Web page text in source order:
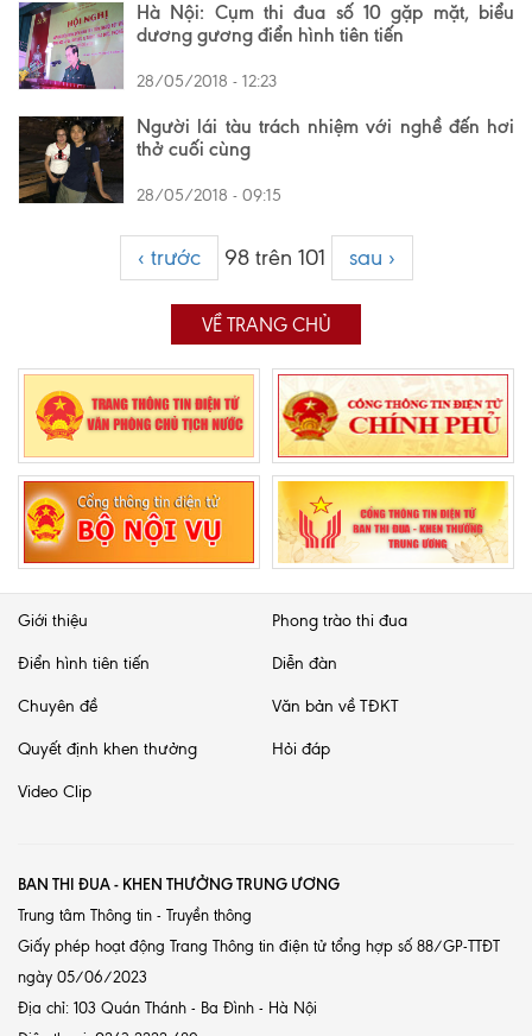
Hà Nội: Cụm thi đua số 10 gặp mặt, biểu
dương gương điển hình tiên tiến
28/05/2018 - 12:23
Người lái tàu trách nhiệm với nghề đến hơi
thở cuối cùng
28/05/2018 - 09:15
‹ trước 98 trên 101 sau ›
VỀ TRANG CHỦ
Giới thiệu Phong trào thi đua
Điển hình tiên tiến Diễn đàn
Chuyên đề Văn bản về TĐKT
Quyết định khen thưởng Hỏi đáp
Video Clip
BAN THI ĐUA - KHEN THƯỞNG TRUNG ƯƠNG
Trung tâm Thông tin - Truyền thông
Giấy phép hoạt động Trang Thông tin điện tử tổng hợp số 88/GP-TTĐT
ngày 05/06/2023
Địa chỉ: 103 Quán Thánh - Ba Đình - Hà Nội